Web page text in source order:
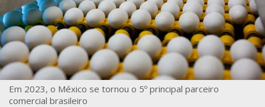
Em 2023, o México se tornou o 5º principal parceiro
comercial brasileiro